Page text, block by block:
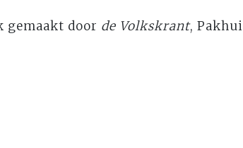
gemaakt door de Volkskrant,